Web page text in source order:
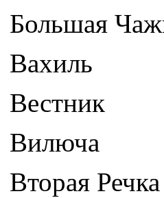
Большая
Вахиль
Вестник
Вилюча
Вторая